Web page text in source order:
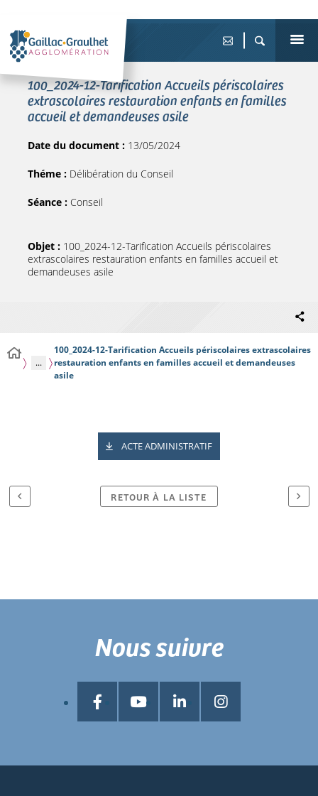
100_2024-12-Tarification Accueils périscolaires
extrascolaires restauration enfants en familles
accueil et demandeuses asile
Date du document : 13/05/2024
Théme : Délibération du Conseil
Séance : Conseil
Objet : 100_2024-12-Tarification Accueils périscolaires
extrascolaires restauration enfants en familles accueil et
demandeuses asile
...
100_2024-12-Tarification Accueils périscolaires extrascolaires
restauration enfants en familles accueil et demandeuses
asile
ACTE ADMINISTRATIF
RETOUR À LA LISTE
Nous suivre